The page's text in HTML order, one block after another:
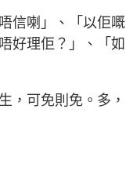
信喇」、「以佢嘅
好理佢？」、「如
，可免則免。多，